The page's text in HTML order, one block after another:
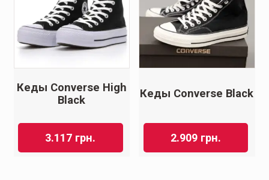
Кеды Converse High
Black
3.117 грн.
Кеды Converse Black
2.909 грн.